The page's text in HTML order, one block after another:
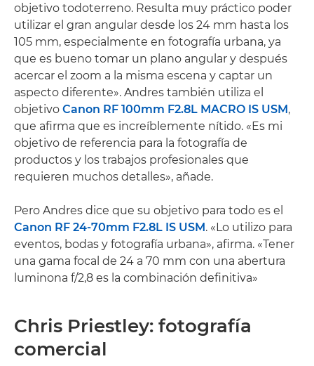
objetivo todoterreno. Resulta muy práctico poder
utilizar el gran angular desde los 24 mm hasta los
105 mm, especialmente en fotografía urbana, ya
que es bueno tomar un plano angular y después
acercar el zoom a la misma escena y captar un
aspecto diferente». Andres también utiliza el
objetivo Canon RF 100mm F2.8L MACRO IS USM,
que afirma que es increíblemente nítido. «Es mi
objetivo de referencia para la fotografía de
productos y los trabajos profesionales que
requieren muchos detalles», añade.
Pero Andres dice que su objetivo para todo es el
Canon RF 24-70mm F2.8L IS USM. «Lo utilizo para
eventos, bodas y fotografía urbana», afirma. «Tener
una gama focal de 24 a 70 mm con una abertura
luminona f/2,8 es la combinación definitiva»
Chris Priestley: fotografía
comercial